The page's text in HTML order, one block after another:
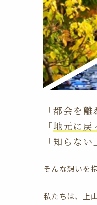
「都会を離
「地元に戻
「知らな
そんな想いを
私たちは、上